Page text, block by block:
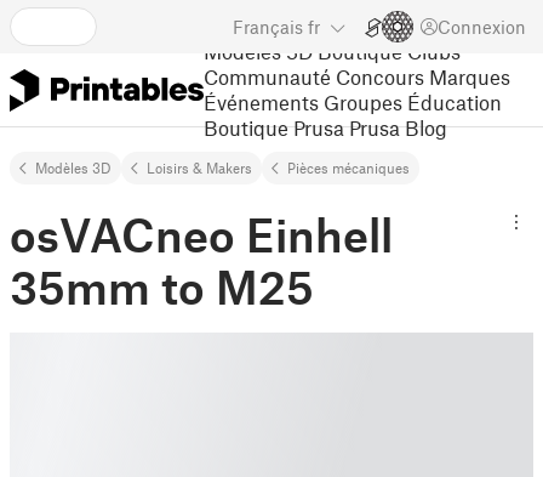
Français fr Connexion
Modèles 3D Boutique Clubs
Communauté Concours Marques
Événements Groupes Éducation
Boutique Prusa Prusa Blog
Modèles 3D Loisirs & Makers Pièces mécaniques
osVACneo Einhell
35mm to M25